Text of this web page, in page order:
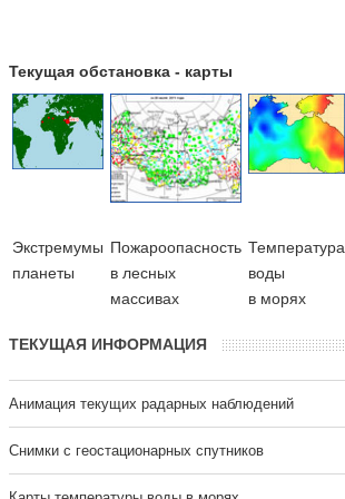
Текущая обстановка - карты
Экстремумы
планеты
Пожароопасность
в лесных
массивах
Температура
воды
в морях
ТЕКУЩАЯ ИНФОРМАЦИЯ
Анимация текущих радарных наблюдений
Cнимки с геостационарных спутников